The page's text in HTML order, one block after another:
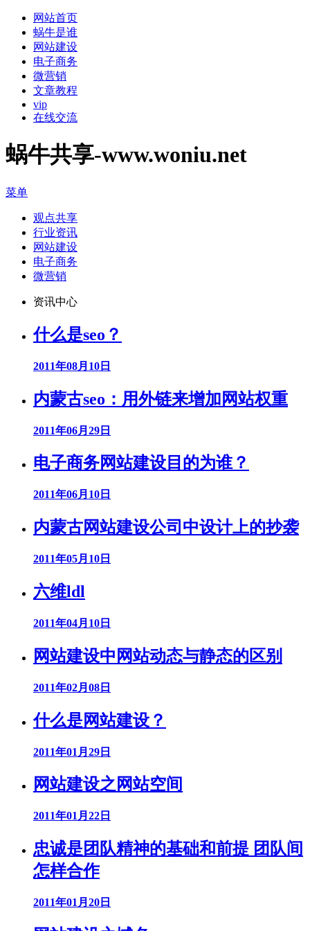
网站首页
蜗牛是谁
网站建设
电子商务
微营销
文章教程
vip
在线交流
蜗牛共享-www.woniu.net
菜单
观点共享
行业资讯
网站建设
电子商务
微营销
资讯中心
什么是seo？
2011年08月10日
内蒙古seo：用外链来增加网站权重
2011年06月29日
电子商务网站建设目的为谁？
2011年06月10日
内蒙古网站建设公司中设计上的抄袭
2011年05月10日
六维ldl
2011年04月10日
网站建设中网站动态与静态的区别
2011年02月08日
什么是网站建设？
2011年01月29日
网站建设之网站空间
2011年01月22日
忠诚是团队精神的基础和前提 团队间
怎样合作
2011年01月20日